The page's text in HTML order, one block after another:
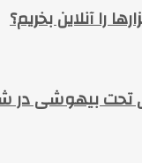
را آنلاین بخریم؟
تحت بیهوشی در